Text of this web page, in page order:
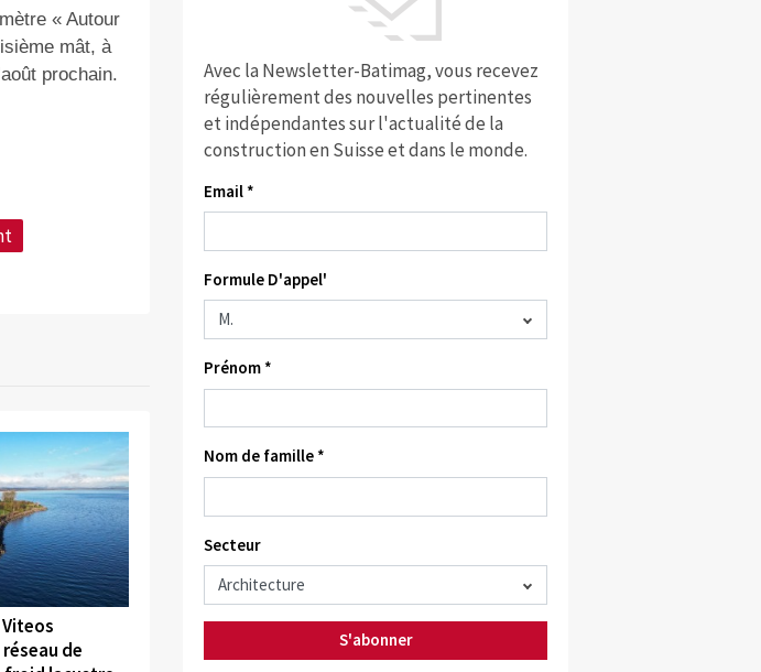
« Autour
mât, à
prochain.
de
Avec la Newsletter-Batimag, vous recevez
régulièrement des nouvelles pertinentes
et indépendantes sur l'actualité de la
construction en Suisse et dans le monde.
Email *
Formule D'appel'
Prénom *
Nom de famille *
Secteur
S'abonner